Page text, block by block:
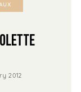
2012